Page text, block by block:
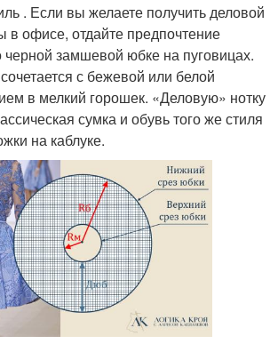
. Если вы желаете получить деловой
в офисе, отдайте предпочтение
черной замшевой юбке на пуговицах.
с бежевой или белой
в мелкий горошек. «Деловую» нотку
сумка и обувь того же стиля
на каблуке.